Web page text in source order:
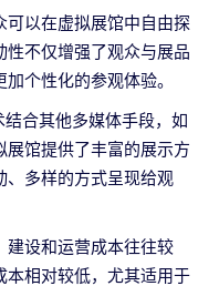
可以在虚拟展馆中自由探
不仅增强了观众与展品
个性化的参观体验。
合其他多媒体手段，如
馆提供了丰富的展示方
、多样的方式呈现给观
建设和运营成本往往较
本相对较低，尤其适用于